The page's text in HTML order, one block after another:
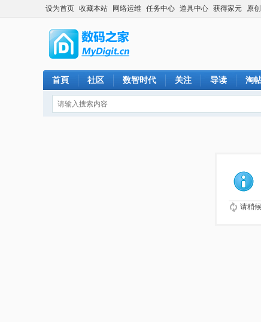
设为首页 收藏本站 网络运维 任务中心 道具中心 获得家元 原
首頁 社区 数智时代 关注 导读 淘
请稍